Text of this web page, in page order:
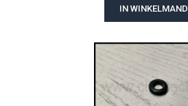
IN WINKELMAND